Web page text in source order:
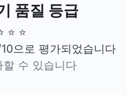
품질 등급
⭐ ⭐
으로 평가되었습니다
수 있습니다